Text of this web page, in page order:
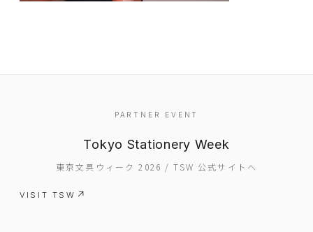
EVENT
PRESS
PARTNER EVENT
Tokyo Stationery Week
東京文具ウィーク 2026 / TSW 公式サイトへ
VISIT TSW